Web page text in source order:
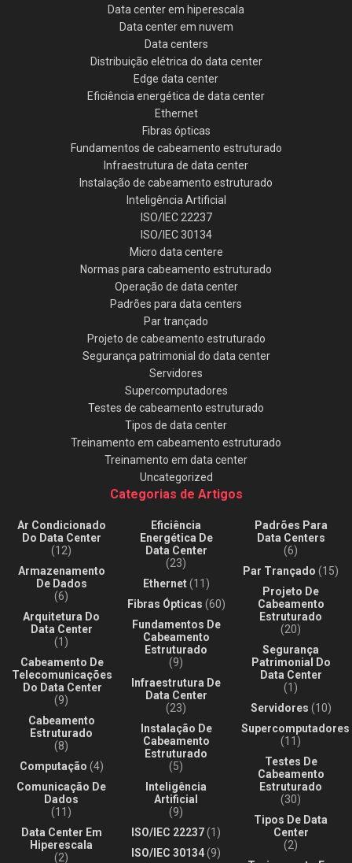
Data center em hiperescala
Data center em nuvem
Data centers
Distribuição elétrica do data center
Edge data center
Eficiência energética de data center
Ethernet
Fibras ópticas
Fundamentos de cabeamento estruturado
Infraestrutura de data center
Instalação de cabeamento estruturado
Inteligência Artificial
ISO/IEC 22237
ISO/IEC 30134
Micro data centere
Normas para cabeamento estruturado
Operação de data center
Padrões para data centers
Par trançado
Projeto de cabeamento estruturado
Segurança patrimonial do data center
Servidores
Supercomputadores
Testes de cabeamento estruturado
Tipos de data center
Treinamento em cabeamento estruturado
Treinamento em data center
Uncategorized
Categorias de Artigos
Ar Condicionado
Do Data Center
(12)
Armazenamento
De Dados
(6)
Arquitetura Do
Data Center
(1)
Cabeamento De
Telecomunicações
Do Data Center
(9)
Cabeamento
Estruturado
(8)
Computação (4)
Comunicação De
Dados
(11)
Data Center Em
Hiperescala
(2)
Eficiência
Energética De
Data Center
(23)
Ethernet(11)
Fibras Ópticas (60)
Fundamentos De
Cabeamento
Estruturado
(9)
Infraestrutura De
Data Center
(23)
Instalação De
Cabeamento
Estruturado
(5)
Inteligência
Artificial
(9)
ISO/IEC 22237(1)
ISO/IEC 30134(9)
Padrões Para
Data Centers
(6)
Par Trançado (15)
Projeto De
Cabeamento
Estruturado
(20)
Segurança
Patrimonial Do
Data Center
(1)
Servidores (10)
Supercomputadores
(11)
Testes De
Cabeamento
Estruturado
(30)
Tipos De Data
Center
(2)